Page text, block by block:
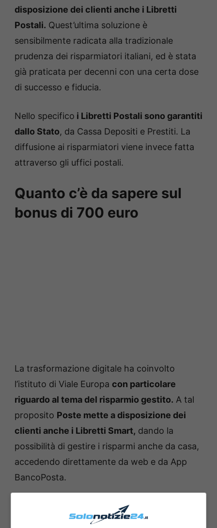
disposizione dei clienti anche i Libretti
Postali. Quest’ultima soluzione è
sensibilmente radicata alla tradizionale
prudenza dei risparmiatori italiani, ed è stata
già praticata per decenni con una certa dose
di successo e fiducia.
Nello specifico i Libretti Postali sono garantiti
dallo Stato, da Cassa Depositi e Prestiti. La
diffusione ai risparmiatori viene invece fatta
attraverso gli uffici postali.
Quanto c’è da sapere sul
bonus di 700 euro
La trasformazione digitale ha coinvolto
l’istituto di Viale Europa con particolare
riguardo al tema del risparmio gestito. A tal
proposito Poste mette a disposizione dei
clienti anche i Libretti Smart, dando la
possibilità di gestire i risparmi anche da casa,
accedendo direttamente da web e da App
BancoPosta.
L’apertura del Libretto Smart può avvenire
, semplicemente tramite bonifico da